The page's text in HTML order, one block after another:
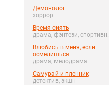
Демонолог
хоррор
Время сиять
драма, фэнтези, спортивн.
Влюбись в меня, если
осмелишься
драма, мелодрама
Самурай и пленник
детектив, экшн